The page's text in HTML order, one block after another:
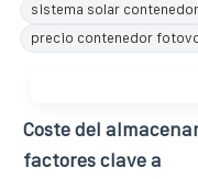
sistema solar contenedor
precio contenedor
Coste del
factores clave a